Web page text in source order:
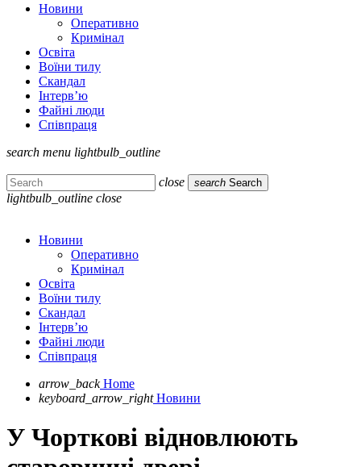
Новини
Оперативно
Кримінал
Освіта
Воїни тилу
Скандал
Інтерв’ю
Файні люди
Співпраця
search menu lightbulb_outline
close search Search
lightbulb_outline close
Новини
Оперативно
Кримінал
Освіта
Воїни тилу
Скандал
Інтерв’ю
Файні люди
Співпраця
arrow_back Home
keyboard_arrow_right Новини
У Чорткові відновлюють